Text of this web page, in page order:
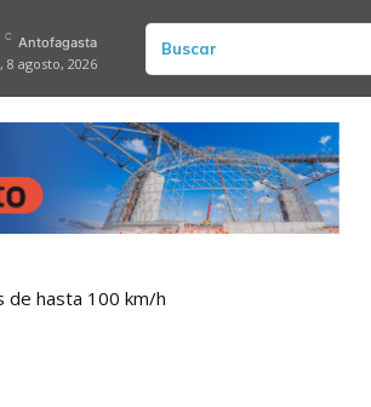
C Antofagasta
8 agosto, 2026
Buscar
de hasta 100 km/h